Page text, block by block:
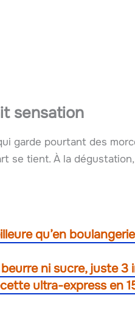
sensation
garde pourtant des
se tient. À la
qu’en
ni sucre, juste 3
ultra-express en